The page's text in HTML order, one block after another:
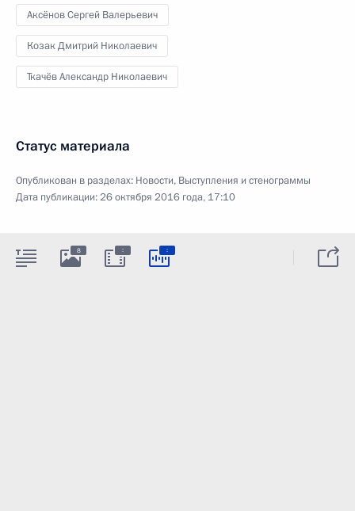
Аксёнов Сергей Валерьевич
Козак Дмитрий Николаевич
Ткачёв Александр Николаевич
Статус материала
Опубликован в разделах: Новости, Выступления и стенограммы
Дата публикации:26 октября 2016 года, 17:10
8 : :